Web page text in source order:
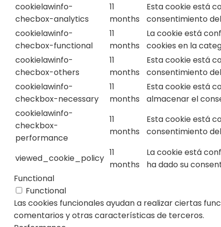
cookielawinfo-
checbox-analytics
11
months
Esta cookie está
consentimiento
cookielawinfo-
checbox-functional
11
months
La cookie está
cookies en la
cookielawinfo-
checbox-others
11
months
Esta cookie está
consentimiento
cookielawinfo-
checkbox-necessary
11
months
Esta cookie está
almacenar el
cookielawinfo-
checkbox-
performance
11
months
Esta cookie está
consentimiento
viewed_cookie_policy
11
months
La cookie está
ha dado su
Functional
Functional
Las cookies funcionales ayudan a realizar ciertas
comentarios y otras características de terceros.